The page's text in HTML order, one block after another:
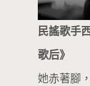
民謠歌手
歌后》
她赤著腳